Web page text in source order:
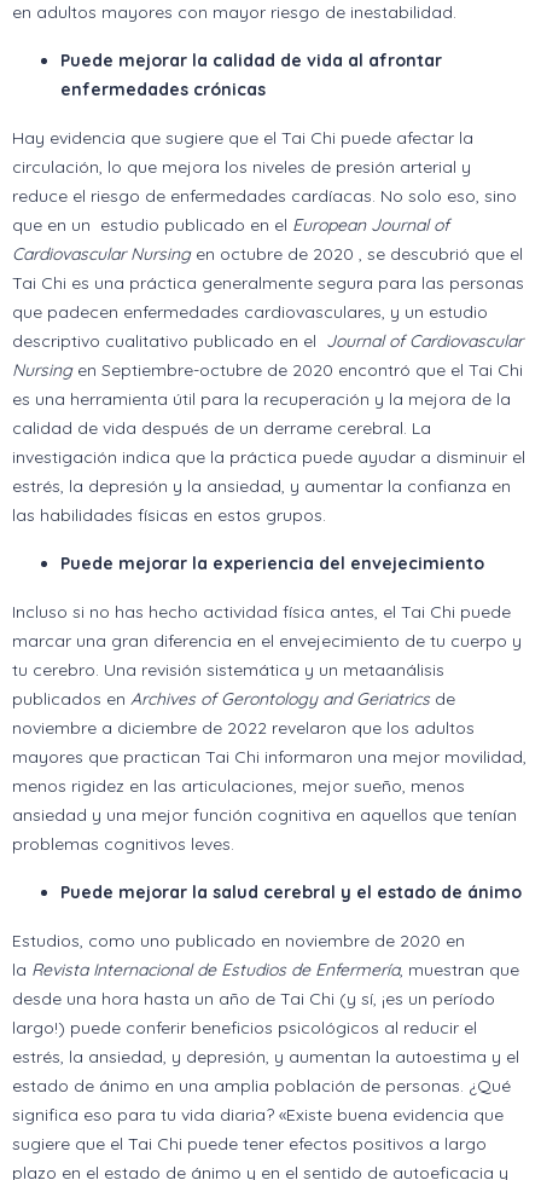
en adultos mayores con mayor riesgo de inestabilidad.
Puede mejorar la calidad de vida al afrontar
enfermedades crónicas
Hay evidencia que sugiere que el Tai Chi puede afectar la
circulación, lo que mejora los niveles de presión arterial y
reduce el riesgo de enfermedades cardíacas. No solo eso, sino
que en un estudio publicado en el European Journal of
Cardiovascular Nursingen octubre de 2020 , se descubrió que el
Tai Chi es una práctica generalmente segura para las personas
que padecen enfermedades cardiovasculares, y un estudio
descriptivo cualitativo publicado en el Journal of Cardiovascular
Nursingen Septiembre-octubre de 2020 encontró que el Tai Chi
es una herramienta útil para la recuperación y la mejora de la
calidad de vida después de un derrame cerebral. La
investigación indica que la práctica puede ayudar a disminuir el
estrés, la depresión y la ansiedad, y aumentar la confianza en
las habilidades físicas en estos grupos.
Puede mejorar la experiencia del envejecimiento
Incluso si no has hecho actividad física antes, el Tai Chi puede
marcar una gran diferencia en el envejecimiento de tu cuerpo y
tu cerebro. Una revisión sistemática y un metaanálisis
publicados en Archives of Gerontology and Geriatricsde
noviembre a diciembre de 2022 revelaron que los adultos
mayores que practican Tai Chi informaron una mejor movilidad,
menos rigidez en las articulaciones, mejor sueño, menos
ansiedad y una mejor función cognitiva en aquellos que tenían
problemas cognitivos leves.
Puede mejorar la salud cerebral y el estado de ánimo
Estudios, como uno publicado en noviembre de 2020 en
la Revista Internacional de Estudios de Enfermería, muestran que
desde una hora hasta un año de Tai Chi (y sí, ¡es un período
largo!) puede conferir beneficios psicológicos al reducir el
estrés, la ansiedad, y depresión, y aumentan la autoestima y el
estado de ánimo en una amplia población de personas. ¿Qué
significa eso para tu vida diaria? «Existe buena evidencia que
sugiere que el Tai Chi puede tener efectos positivos a largo
plazo en el estado de ánimo y en el sentido de autoeficacia y